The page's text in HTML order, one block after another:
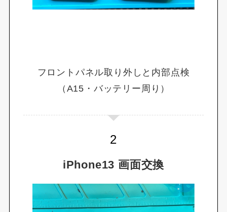
フロントパネル取り外しと内部点検
（A15・バッテリー周り）
iPhone13 画面交換